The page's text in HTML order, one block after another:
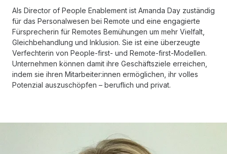
WELTWEITE BESCHÄFTIGUNG
Globale Payroll
Einfache, rechtssicher Payroll
Employer of Record
Weltweites Wachstum ohne Kosten für Niederlassungen
Contractor of Record
Contractor Management
Globales Onboarding und Verwalten von
Freelancer:innen
WELTWEITE ABDECKUNG
Country Explorer
Länderspezifische Unterstützung bei der Einstellung
Explorer für US-Bundesstaaten
Ressourcen
TOOLS UND RECHNER
Scheinselbstständigkeitsrisiko berechnen
Länderspezifische Einschätzung des
Gesamtbeschäftigungskosten
Preise
Anmelden
Als Director of People Enablement ist Amanda Day zuständig
für das Personalwesen bei Remote und eine engagierte
Fürsprecherin für Remotes Bemühungen um mehr Vielfalt,
Gleichbehandlung und Inklusion. Sie ist eine überzeugte
Verfechterin von People-first- und Remote-first-Modellen.
Unternehmen können damit ihre Geschäftsziele erreichen,
indem sie ihren Mitarbeiter:innen ermöglichen, ihr volles
Potenzial auszuschöpfen – beruflich und privat.